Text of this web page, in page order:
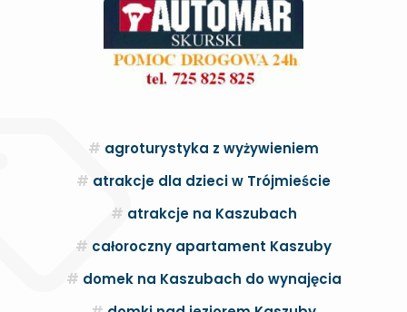
agroturystyka z wyżywieniem
atrakcje dla dzieci w Trójmieście
atrakcje na Kaszubach
całoroczny apartament Kaszuby
domek na Kaszubach do wynajęcia